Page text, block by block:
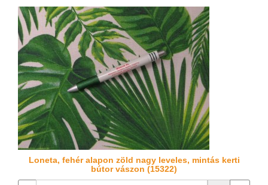
Loneta, fehér alapon zöld nagy leveles, mintás kerti
bútor vászon (15322)